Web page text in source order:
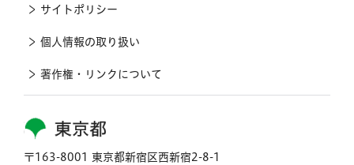
東京都
〒163-8001 東京都新宿区西新宿2-8-1
サイトポリシー
個人情報の取り扱い
著作権・リンクについて